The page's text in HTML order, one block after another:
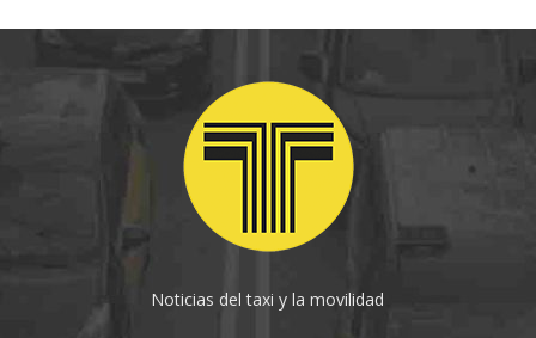
Noticias del taxi y la movilidad